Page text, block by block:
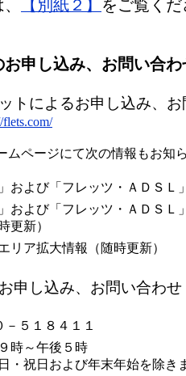
【別紙２】 をご覧く
お申し込み、お問い合わ
トによるお申し込み、
flets.com/
ページにて次の情報もお知
および「フレッツ・ＡＤＳＬ
および「フレッツ・ＡＤＳＬ
更新）
リア拡大情報（随時更新）
申し込み、お問い合わせ
－５１８４１１
時～午後５時
日・祝日および年末年始を除き